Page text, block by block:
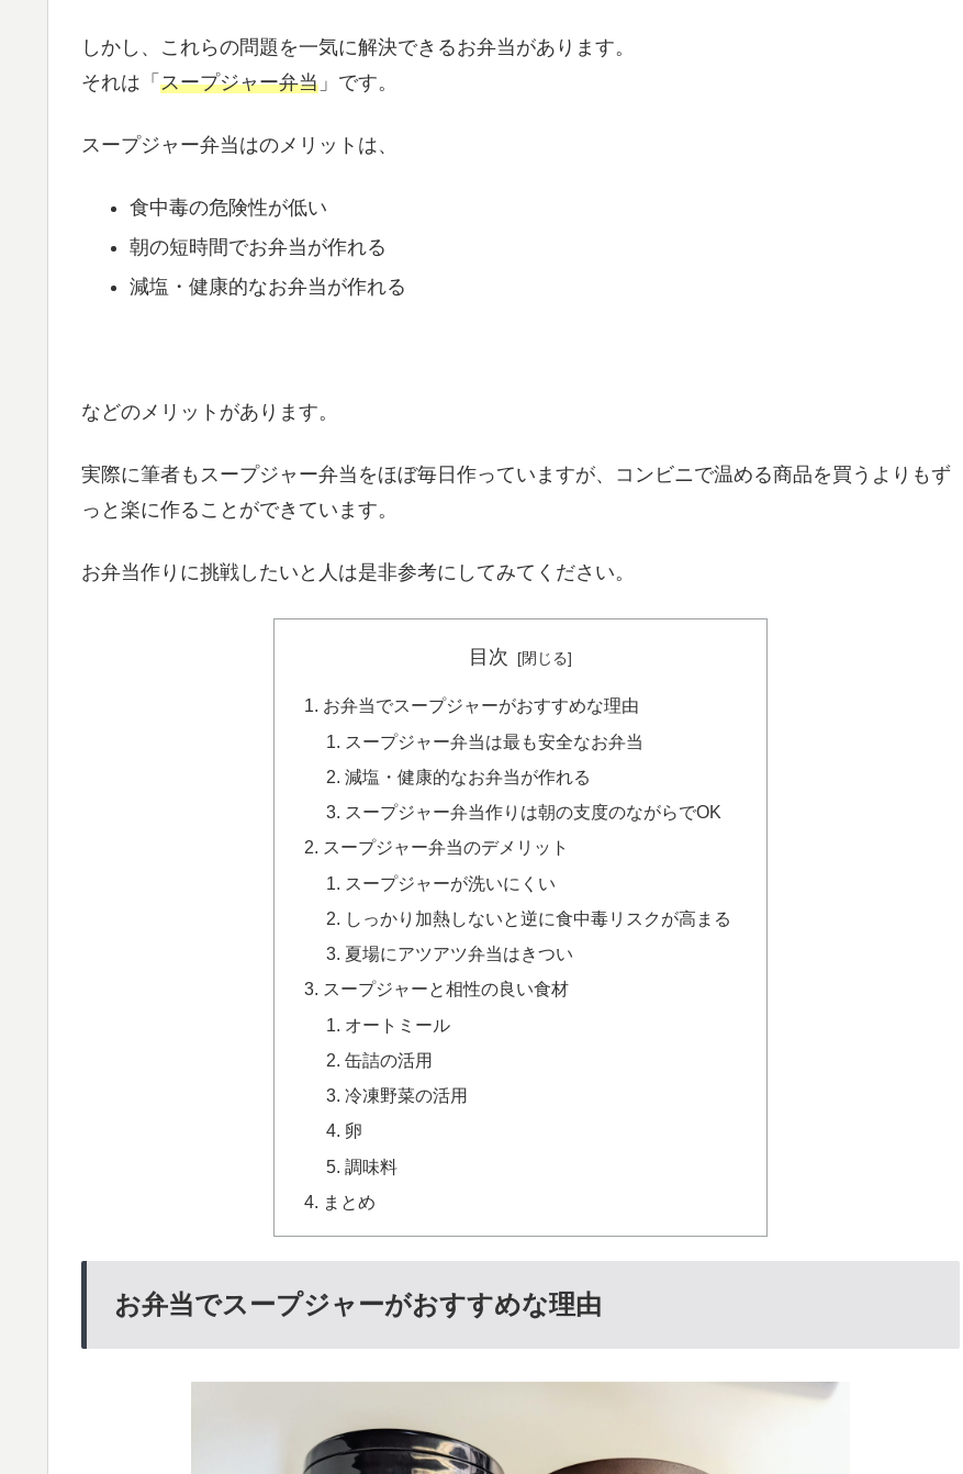
しかし、これらの問題を一気に解決できるお弁当があります。
それは「 スープジャー弁当 」です。
スープジャー弁当はのメリットは、
食中毒の危険性が低い
朝の短時間でお弁当が作れる
減塩・健康的なお弁当が作れる
などのメリットがあります。
実際に筆者もスープジャー弁当をほぼ毎日作っていますが、コンビニで温める商品を買うよりもず
っと楽に作ることができています。
お弁当作りに挑戦したいと人は是非参考にしてみてください。
目次
お弁当でスープジャーがおすすめな理由
スープジャー弁当は最も安全なお弁当
減塩・健康的なお弁当が作れる
スープジャー弁当作りは朝の支度のながらでOK
スープジャー弁当のデメリット
スープジャーが洗いにくい
しっかり加熱しないと逆に食中毒リスクが高まる
夏場にアツアツ弁当はきつい
スープジャーと相性の良い食材
オートミール
缶詰の活用
冷凍野菜の活用
卵
調味料
まとめ
お弁当でスープジャーがおすすめな理由